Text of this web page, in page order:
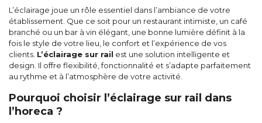
L’éclairage joue un rôle essentiel dans l’ambiance de votre
établissement. Que ce soit pour un restaurant intimiste, un café
branché ou un bar à vin élégant, une bonne lumière définit à la
fois le style de votre lieu, le confort et l’expérience de vos
clients. L’éclairage sur rail est une solution intelligente et
design. Il offre flexibilité, fonctionnalité et s’adapte parfaitement
au rythme et à l’atmosphère de votre activité.
Pourquoi choisir l’éclairage sur rail dans
l’horeca ?